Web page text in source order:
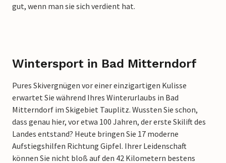
gut, wenn man sie sich verdient hat.
Wintersport in Bad Mitterndorf
Pures Skivergnügen vor einer einzigartigen Kulisse
erwartet Sie während Ihres Winterurlaubs in Bad
Mitterndorf im Skigebiet Tauplitz. Wussten Sie schon,
dass genau hier, vor etwa 100 Jahren, der erste Skilift des
Landes entstand? Heute bringen Sie 17 moderne
Aufstiegshilfen Richtung Gipfel. Ihrer Leidenschaft
können Sie nicht bloß auf den 42 Kilometern bestens